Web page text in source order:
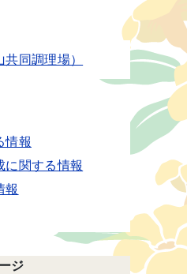
同調理場）
情報
に関する情報
報
ジ